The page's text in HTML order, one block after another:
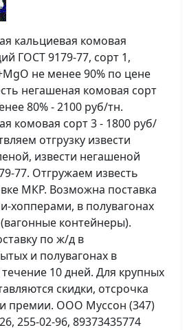
кальциевая комовая
ГОСТ 9179-77, сорт 1,
не менее 90% по цене
негашеная комовая сорт
80% - 2100 руб/тн.
комовая сорт 3 - 1800 руб/
отгрузку извести
извести негашеной
77. Отгружаем известь
МКР. Возможна поставка
хопперами, в полувагонах
контейнеры).
по ж/д в
и полувагонах в
10 дней. Для крупных
скидки, отсрочка
премии. ООО Муссон (347)
255-02-96, 89373435774